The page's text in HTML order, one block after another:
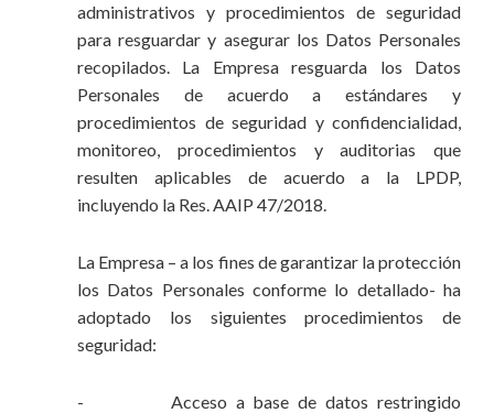
administrativos y procedimientos de seguridad
para resguardar y asegurar los Datos Personales
recopilados. La Empresa resguarda los Datos
Personales de acuerdo a estándares y
procedimientos de seguridad y confidencialidad,
monitoreo, procedimientos y auditorias que
resulten aplicables de acuerdo a la LPDP,
incluyendo la Res. AAIP 47/2018.
La Empresa – a los fines de garantizar la protección
los Datos Personales conforme lo detallado- ha
adoptado los siguientes procedimientos de
seguridad:
- Acceso a base de datos restringido